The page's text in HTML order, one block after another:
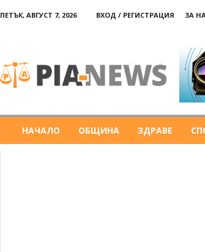
ПЕТЪК, АВГУСТ 7, 2026 ВХОД / РЕГИСТРАЦИЯ ЗА
НАЧАЛО ОБЩИНА ЗДРАВЕ